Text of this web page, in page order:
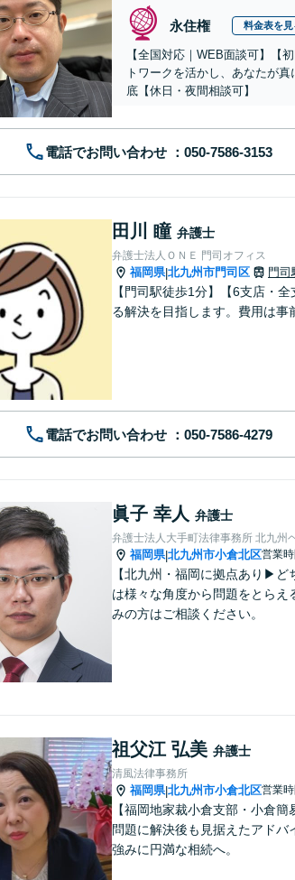
永住権 料金表を見
【全国対応｜WEB面談可】【
トワークを活かし、あなたが
底【休日・夜間相談可】
電話でお問い合わせ
田川 瞳 弁護士
弁護士法人ＯＮＥ 門司オフィス
福岡県|北九州市門司区 門司
【門司駅徒歩1分】【6支店・
る解決を目指します。費用は事
電話でお問い合わせ
眞子 幸人 弁護士
弁護士法人大手町法律事務所 北九州
福岡県|北九州市小倉北区営業
【北九州・福岡に拠点あり▶
は様々な角度から問題をとら
みの方はご相談ください。
祖父江 弘美 弁護士
清風法律事務所
福岡県|北九州市小倉北区営業
【福岡地家裁小倉支部・小倉
問題に解決後も見据えたアド
強みに円満な相続へ。